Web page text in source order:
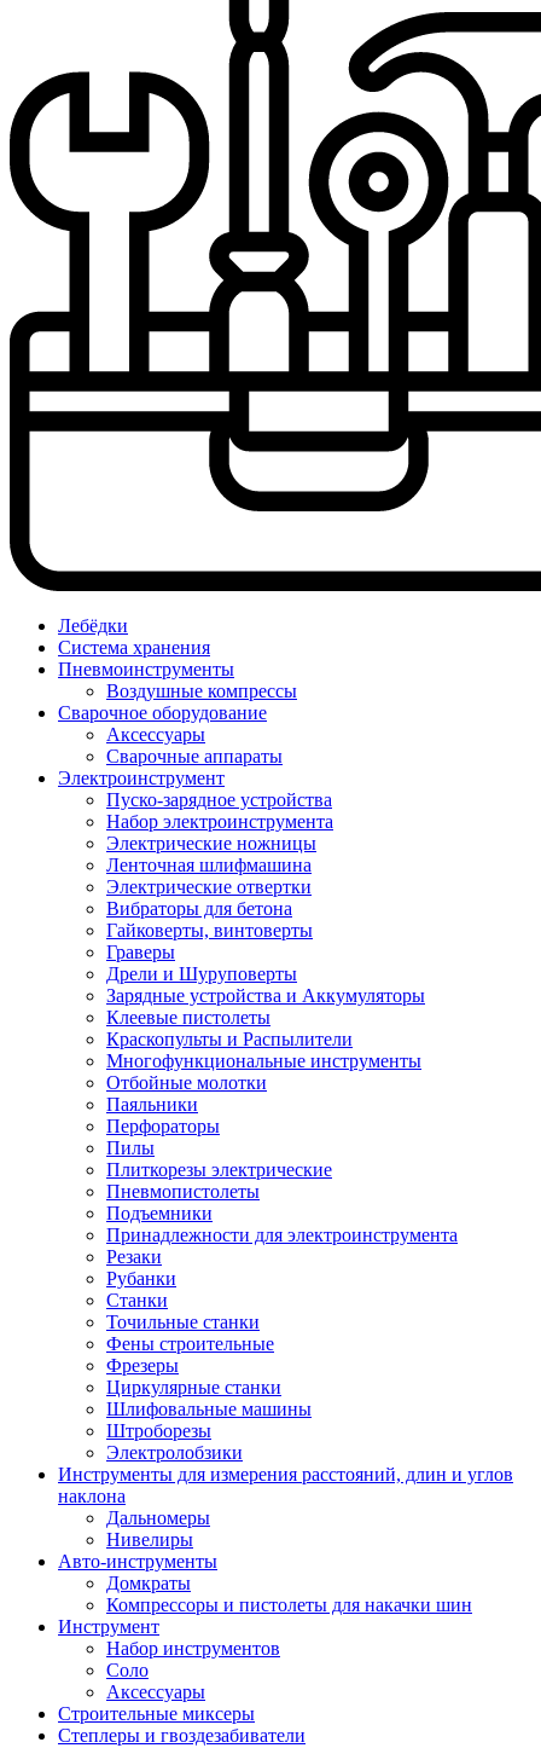
Лебёдки
Система хранения
Пневмоинструменты
Воздушные компрессы
Сварочное оборудование
Аксессуары
Сварочные аппараты
Электроинструмент
Пуско-зарядное устройства
Набор электроинструмента
Электрические ножницы
Ленточная шлифмашина
Электрические отвертки
Вибраторы для бетона
Гайковерты, винтоверты
Граверы
Дрели и Шуруповерты
Зарядные устройства и Аккумуляторы
Клеевые пистолеты
Краскопульты и Распылители
Многофункциональные инструменты
Отбойные молотки
Паяльники
Перфораторы
Пилы
Плиткорезы электрические
Пневмопистолеты
Подъемники
Принадлежности для электроинструмента
Резаки
Рубанки
Станки
Точильные станки
Фены строительные
Фрезеры
Циркулярные станки
Шлифовальные машины
Штроборезы
Электролобзики
Инструменты для измерения расстояний, длин и углов
наклона
Дальномеры
Нивелиры
Авто-инструменты
Домкраты
Компрессоры и пистолеты для накачки шин
Инструмент
Набор инструментов
Соло
Аксессуары
Строительные миксеры
Степлеры и гвоздезабиватели